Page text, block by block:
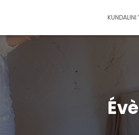
KUNDALINI